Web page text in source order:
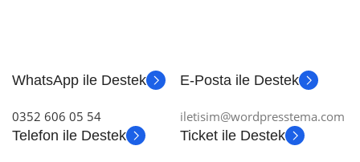
WhatsApp ile Destek
0352 606 05 54
E-Posta ile Destek
iletisim@wordpresstema.com
Telefon ile Destek
Ticket ile Destek